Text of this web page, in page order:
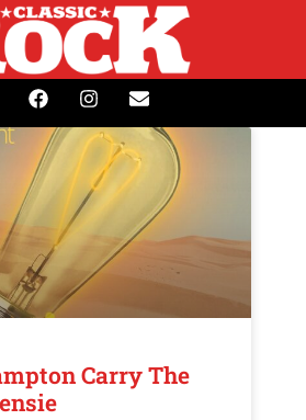
Carry The